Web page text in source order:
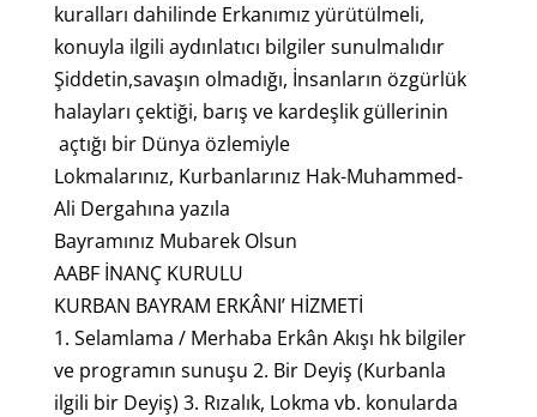
kuralları dahilinde Erkanımız yürütülmeli,
konuyla ilgili aydınlatıcı bilgiler sunulmalıdır
Şiddetin,savaşın olmadığı, İnsanların özgürlük
halayları çektiği, barış ve kardeşlik güllerinin
açtığı bir Dünya özlemiyle
Lokmalarınız, Kurbanlarınız Hak-Muhammed-
Ali Dergahına yazıla
Bayramınız Mubarek Olsun
AABF İNANÇ KURULU
KURBAN BAYRAM ERKÂNI’ HİZMETİ
1. Selamlama / Merhaba Erkân Akışı hk bilgiler
ve programın sunuşu 2. Bir Deyiş (Kurbanla
ilgili bir Deyiş) 3. Rızalık, Lokma vb. konularda